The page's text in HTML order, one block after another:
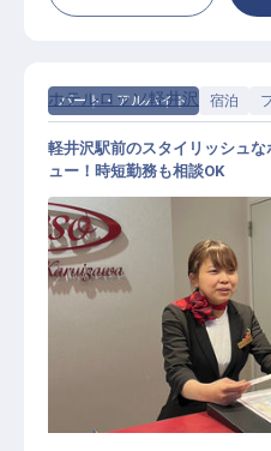
パート・アルバイト 宿泊
フロントスタッフ（時
／未経験活躍中／週2
ホテルロッソ軽井沢
軽井沢駅前のスタイリッシュ
ュー！時短勤務も相談OK